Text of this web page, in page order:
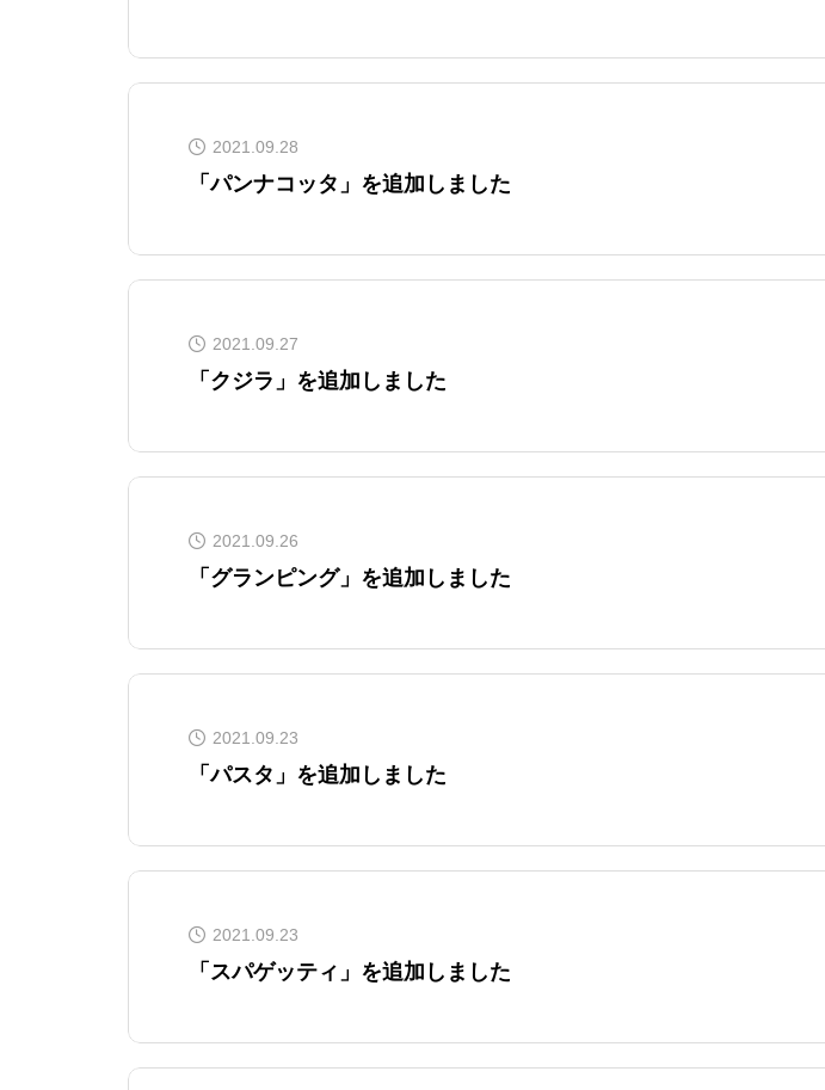
2021.09.28
「パンナコッタ」を追加しました
2021.09.27
「クジラ」を追加しました
2021.09.26
「グランピング」を追加しました
2021.09.23
「パスタ」を追加しました
2021.09.23
「スパゲッティ」を追加しました